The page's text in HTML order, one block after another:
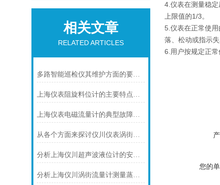
相关文章
RELATED ARTICLES
多路智能巡检仪其维护方面的要点是什么？
上海仪表阻旋料位计的主要特点可归纳如下
上海仪表电磁流量计的典型故障诊断及处理方法
从各个方面来探讨仪川仪表涡街流量计的技术特点
分析上海仪川超声波液位计的安装原理
分析上海仪川涡街流量计测量蒸汽的三种方式
4.仪表在测量稳
上限值的1/3。
5.仪表在正常使
落、松动或指示
6.用户按规定正
您的